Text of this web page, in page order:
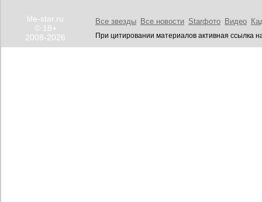
life-star.ru
© 18+
2008-2026
Все звезды Все новости Starфото Видео
При цитировании материалов активная ссылка